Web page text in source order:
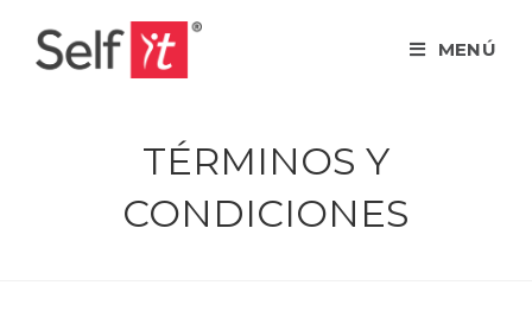
MENÚ
TÉRMINOS Y
CONDICIONES